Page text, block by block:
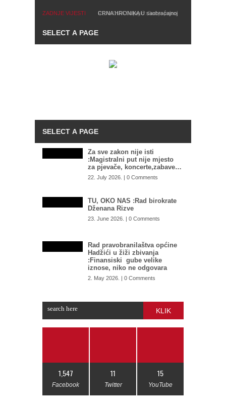
ZADNJE VIJESTI CRNA HRONIKA U saobraćajnoj
nesreći kod Hadžića poginuo
motociklista
REAKCIJA Suljagić: Sad je jasno
da iza napada na Memorijalni
centar stoje najviši zvaničnici
SNSD-a
Za sve zakon nije isti
:Magistralni put nije mjesto
za pjevače, koncerte,zabave…
22. July 2026. | 0 Comments
TU, OKO NAS :Rad birokrate
Dženana Rizve
23. June 2026. | 0 Comments
Rad pravobranilaštva općine
Hadžići u žiži zbivanja
:Finansiski gube velike
iznose, niko ne odgovara
2. May 2026. | 0 Comments
KLIK
1,547
Facebook
11
Twitter
15
YouTube